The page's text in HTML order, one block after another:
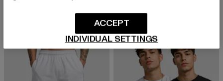
Derzeitiger Preis: 9,99 EURAktionspreis: 19,99 EUR
-45%
INDIVIDUAL SETTINGS
ACCEPT